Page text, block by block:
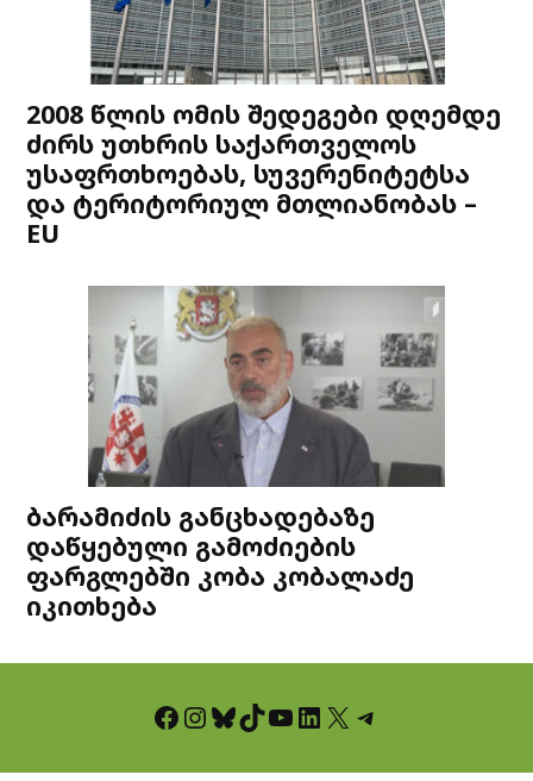
2008 წლის ომის შედეგები დღემდე
ძირს უთხრის საქართველოს
უსაფრთხოებას, სუვერენიტეტსა
და ტერიტორიულ მთლიანობას –
EU
ბარამიძის განცხადებაზე
დაწყებული გამოძიების
ფარგლებში კობა კობალაძე
იკითხება
Facebook InstagramBluesky TikTok YouTube LinkedIn X Telegram